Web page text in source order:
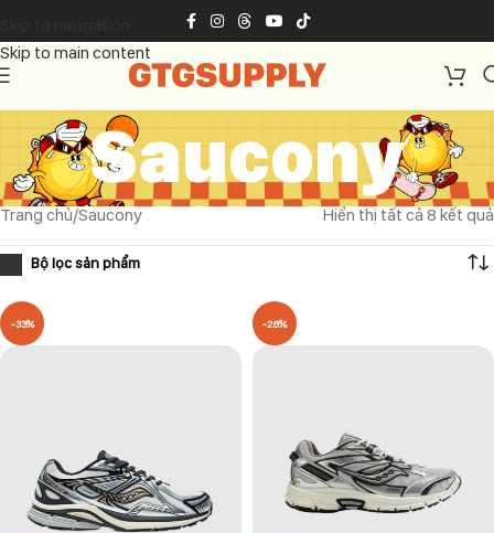
Skip to main content
Saucony
Trang chủ Saucony Hiển thị tất cả 8 kết quả
-33% -28%